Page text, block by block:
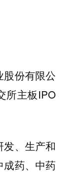
份有限公
所主板IPO
、生产和
药、中药